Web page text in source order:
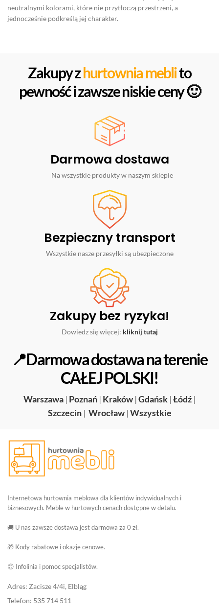
neutralnymi kolorami, które nie przytłoczą przestrzeni, a
jednocześnie podkreślą jej charakter.
Zakupy zhurtownia meblito
pewność i zawsze niskie ceny 🙂
Darmowa dostawa
Na wszystkie produkty w naszym sklepie
Bezpieczny transport
Wszystkie nasze przesyłki są ubezpieczone
Zakupy bez ryzyka!
Dowiedz się więcej: kliknij tutaj
📍Darmowa dostawa na terenie
CAŁEJ POLSKI!
Warszawa | Poznań | Kraków |Gdańsk |Łódź |
Szczecin | Wrocław |Wszystkie
Internetowa hurtownia meblowa dla klientów indywidualnych i
biznesowych. Meble w hurtowych cenach dostępne w detalu.
🚚 U nas zawsze dostawa jest darmowa za 0 zł.
🎁 Kody rabatowe i okazje cenowe.
😊 Infolinia i pomoc specjalistów.
Adres: Zacisze 4/4i, Elbląg
Telefon: 535 714 511